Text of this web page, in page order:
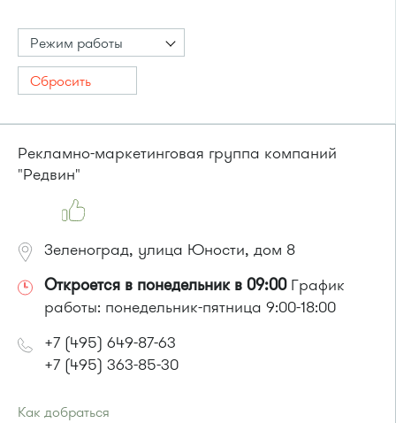
Режим работы
Сбросить
Рекламно-маркетинговая группа компаний
"Редвин"
Зеленоград, улица Юности, дом 8
Откроется в понедельник в 09:00График
работы: понедельник-пятница 9:00-18:00
+7 (495) 649-87-63
+7 (495) 363-85-30
Как добраться